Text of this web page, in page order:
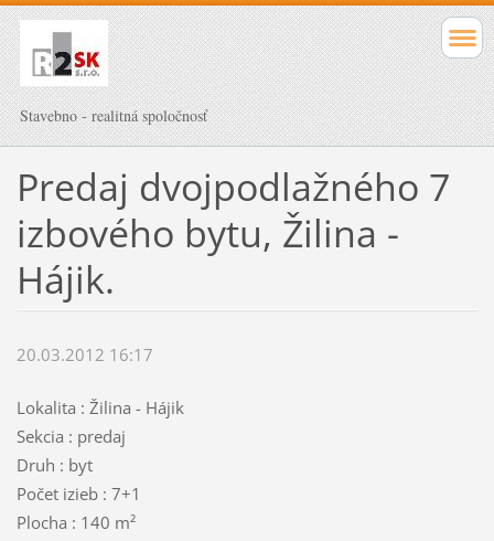
Stavebno - realitná spoločnosť
Predaj dvojpodlažného 7
izbového bytu, Žilina -
Hájik.
20.03.2012 16:17
Lokalita : Žilina - Hájik
Sekcia : predaj
Druh : byt
Počet izieb : 7+1
Plocha : 140 m²